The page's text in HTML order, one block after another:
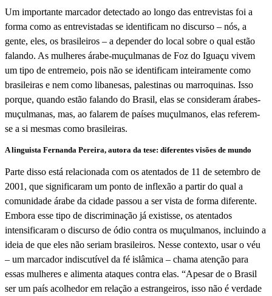
Um importante marcador detectado ao longo das entrevistas foi a
forma como as entrevistadas se identificam no discurso – nós, a
gente, eles, os brasileiros – a depender do local sobre o qual estão
falando. As mulheres árabe-muçulmanas de Foz do Iguaçu vivem
um tipo de entremeio, pois não se identificam inteiramente como
brasileiras e nem como libanesas, palestinas ou marroquinas. Isso
porque, quando estão falando do Brasil, elas se consideram árabes-
muçulmanas, mas, ao falarem de países muçulmanos, elas referem-
se a si mesmas como brasileiras.
A linguista Fernanda Pereira, autora da tese: diferentes visões de mundo
Parte disso está relacionada com os atentados de 11 de setembro de
2001, que significaram um ponto de inflexão a partir do qual a
comunidade árabe da cidade passou a ser vista de forma diferente.
Embora esse tipo de discriminação já existisse, os atentados
intensificaram o discurso de ódio contra os muçulmanos, incluindo a
ideia de que eles não seriam brasileiros. Nesse contexto, usar o véu
– um marcador indiscutível da fé islâmica – chama atenção para
essas mulheres e alimenta ataques contra elas. “Apesar de o Brasil
ser um país acolhedor em relação a estrangeiros, isso não é verdade